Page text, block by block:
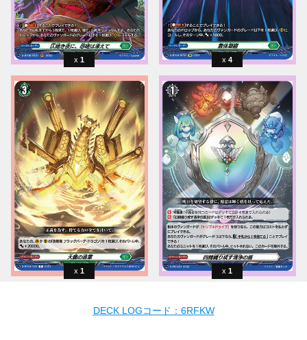
1 4
1 1
DECK LOGコード：6RFKW